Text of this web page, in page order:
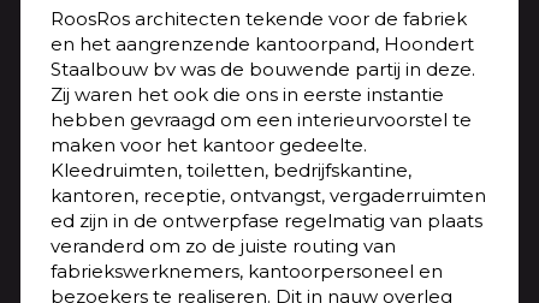
RoosRos architecten tekende voor de fabriek
en het aangrenzende kantoorpand, Hoondert
Staalbouw bv was de bouwende partij in deze.
Zij waren het ook die ons in eerste instantie
hebben gevraagd om een interieurvoorstel te
maken voor het kantoor gedeelte.
Kleedruimten, toiletten, bedrijfskantine,
kantoren, receptie, ontvangst, vergaderruimten
ed zijn in de ontwerpfase regelmatig van plaats
veranderd om zo de juiste routing van
fabriekswerknemers, kantoorpersoneel en
bezoekers te realiseren. Dit in nauw overleg